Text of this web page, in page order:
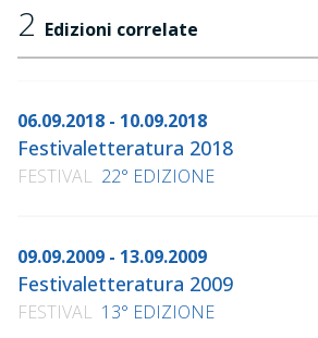
2 Edizioni correlate
06.09.2018 - 10.09.2018
Festivaletteratura 2018
FESTIVAL 22° EDIZIONE
09.09.2009 - 13.09.2009
Festivaletteratura 2009
FESTIVAL 13° EDIZIONE